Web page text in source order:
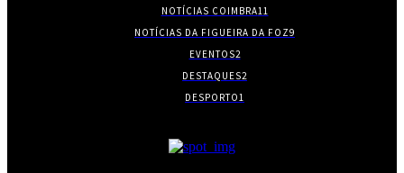
NOTÍCIAS COIMBRA11
NOTÍCIAS DA FIGUEIRA DA FOZ9
EVENTOS2
DESTAQUES2
DESPORTO1